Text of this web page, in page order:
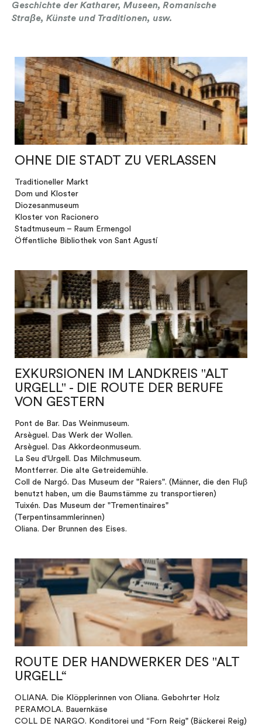
Geschichte der Katharer, Museen, Romanische
Straβe, Künste und Traditionen, usw.
OHNE DIE STADT ZU VERLASSEN
Traditioneller Markt
Dom und Kloster
Diozesanmuseum
Kloster von Racionero
Stadtmuseum – Raum Ermengol
Öffentliche Bibliothek von Sant Agustí
EXKURSIONEN IM LANDKREIS "ALT
URGELL" - DIE ROUTE DER BERUFE
VON GESTERN
Pont de Bar. Das Weinmuseum.
Arsèguel. Das Werk der Wollen.
Arsèguel. Das Akkordeonmuseum.
La Seu d'Urgell. Das Milchmuseum.
Montferrer. Die alte Getreidemühle.
Coll de Nargó. Das Museum der "Raiers". (Männer, die den Fluβ
benutzt haben, um die Baumstämme zu transportieren)
Tuixén. Das Museum der "Trementinaires"
(Terpentinsammlerinnen)
Oliana. Der Brunnen des Eises.
ROUTE DER HANDWERKER DES "ALT
URGELL“
OLIANA. Die Klöpplerinnen von Oliana. Gebohrter Holz
PERAMOLA. Bauernkäse
COLL DE NARGO. Konditorei und “Forn Reig" (Bäckerei Reig)